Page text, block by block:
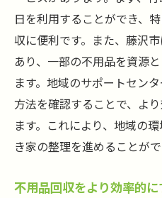
日を利用することができ、
収に便利です。また、藤沢
あり、一部の不用品を資源
ます。地域のサポートセン
方法を確認することで、よ
ます。これにより、地域の
き家の整理を進めることがで
不用品回収をより効率的